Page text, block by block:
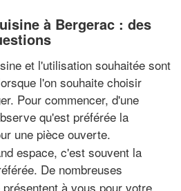
à Bergerac : des
et l'utilisation souhaitée sont
l'on souhaite choisir
Pour commencer, d'une
qu'est préférée la
une pièce ouverte.
espace, c'est souvent la
De nombreuses
à vous pour votre